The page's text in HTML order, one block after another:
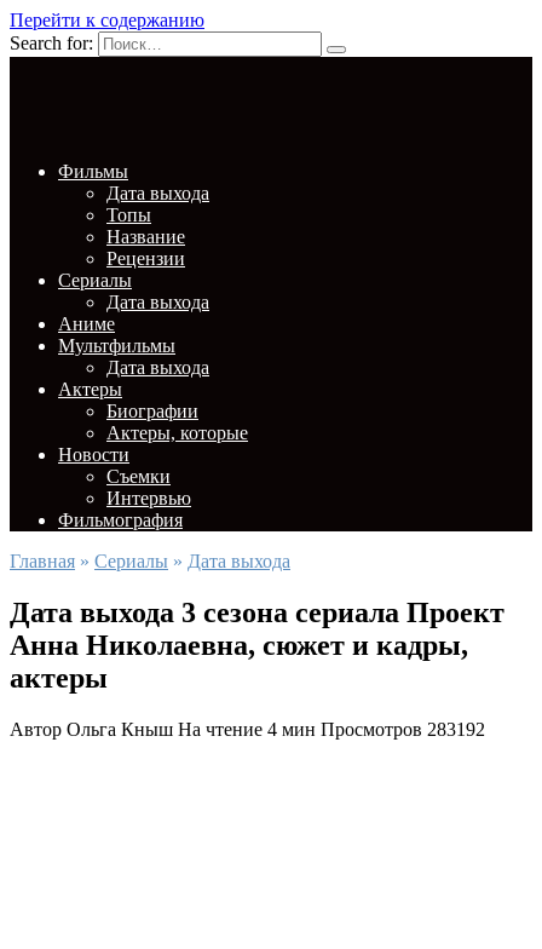
Перейти к содержанию
Search for:
Фильмы
Дата выхода
Топы
Название
Рецензии
Сериалы
Дата выхода
Аниме
Мультфильмы
Дата выхода
Актеры
Биографии
Актеры, которые
Новости
Съемки
Интервью
Фильмография
Главная » Сериалы » Дата выхода
Дата выхода 3 сезона сериала Проект
Анна Николаевна, сюжет и кадры,
актеры
Автор Ольга Кныш На чтение 4 мин Просмотров 283192